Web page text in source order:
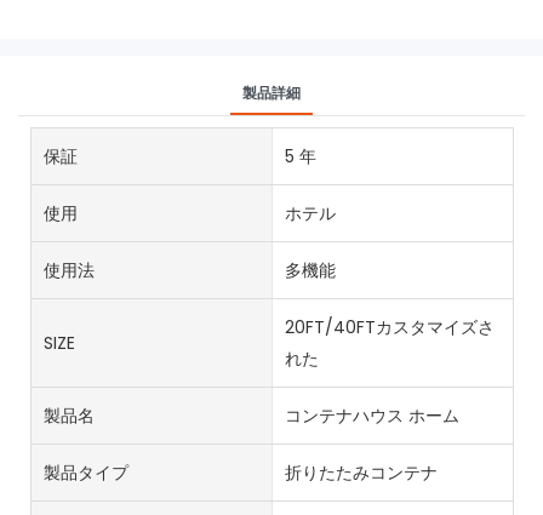
製品詳細
保証 5 年
使用 ホテル
使用法 多機能
SIZE
20FT/40FTカスタマイズさ
れた
製品名 コンテナハウス ホーム
製品タイプ 折りたたみコンテナ